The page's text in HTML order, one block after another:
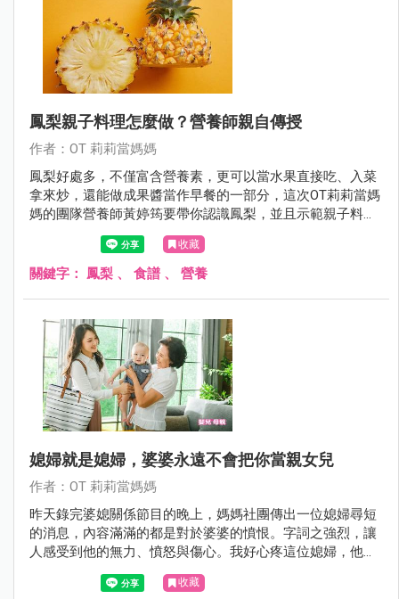
鳳梨親子料理怎麼做？營養師親自傳授
作者：OT 莉莉當媽媽
鳳梨好處多，不僅富含營養素，更可以當水果直接吃、入菜
拿來炒，還能做成果醬當作早餐的一部分，這次OT莉莉當媽
媽的團隊營養師黃婷筠要帶你認識鳳梨，並且示範親子料
收藏
關鍵字： 鳳梨 、 食譜 、 營養
媳婦就是媳婦，婆婆永遠不會把你當親女兒
作者：OT 莉莉當媽媽
昨天錄完婆媳關係節目的晚上，媽媽社團傳出一位媳婦尋短
的消息，內容滿滿的都是對於婆婆的憤恨。字詞之強烈，讓
人感受到他的無力、憤怒與傷心。我好心疼這位媳婦，他選
擇了這麼激烈的手段來表達他說不出口的情緒。親愛的每一
個妳，把自己照顧好，好嗎?
收藏